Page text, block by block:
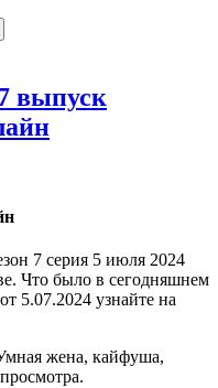
выпуск
7 серия 5 июля 2024
Что было в сегодняшнем
5.07.2024 узнайте на
жена, кайфуша,